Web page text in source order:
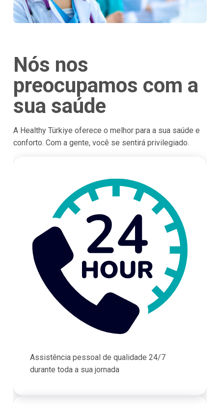
Nós nos
preocupamos com a
sua saúde
A Healthy Türkiye oferece o melhor para a sua saúde e
conforto. Com a gente, você se sentirá privilegiado.
Assistência pessoal de qualidade 24/7
durante toda a sua jornada